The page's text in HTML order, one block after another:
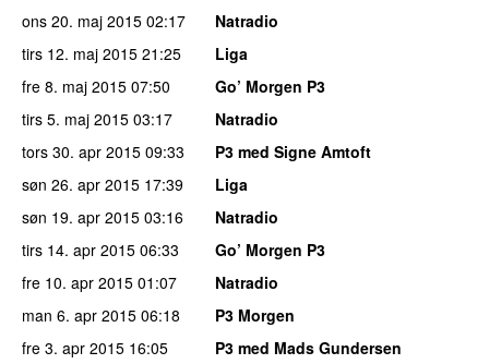
ons 20. maj 2015 02:17
Natradio
tirs 12. maj 2015 21:25
Liga
fre 8. maj 2015 07:50
Go’ Morgen P3
tirs 5. maj 2015 03:17
Natradio
tors 30. apr 2015 09:33
P3 med Signe Amtoft
søn 26. apr 2015 17:39
Liga
søn 19. apr 2015 03:16
Natradio
tirs 14. apr 2015 06:33
Go’ Morgen P3
fre 10. apr 2015 01:07
Natradio
man 6. apr 2015 06:18
P3 Morgen
fre 3. apr 2015 16:05
P3 med Mads Gundersen